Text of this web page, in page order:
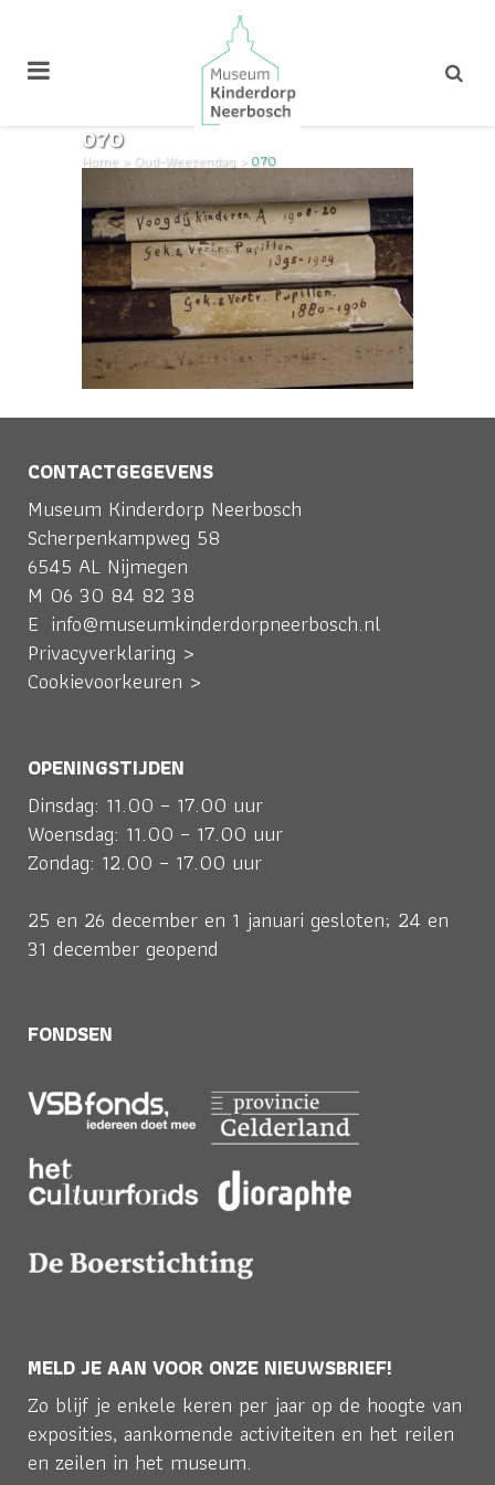
070
Home > Oud-Weezendag >070
CONTACTGEGEVENS
Museum Kinderdorp Neerbosch
Scherpenkampweg 58
6545 AL Nijmegen
M 06 30 84 82 38
E info@museumkinderdorpneerbosch.nl
Privacyverklaring >
Cookievoorkeuren >
OPENINGSTIJDEN
Dinsdag: 11.00 – 17.00 uur
Woensdag: 11.00 – 17.00 uur
Zondag: 12.00 – 17.00 uur
25 en 26 december en 1 januari gesloten; 24 en
31 december geopend
FONDSEN
MELD JE AAN VOOR ONZE NIEUWSBRIEF!
Zo blijf je enkele keren per jaar op de hoogte van
exposities, aankomende activiteiten en het reilen
en zeilen in het museum.